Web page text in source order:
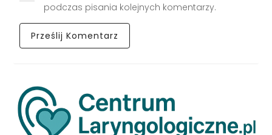
podczas pisania kolejnych komentarzy.